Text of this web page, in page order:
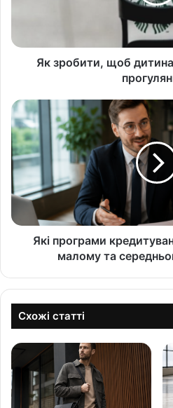
Як зробити, щоб дитина
Які програми
малому та
Схожі статті